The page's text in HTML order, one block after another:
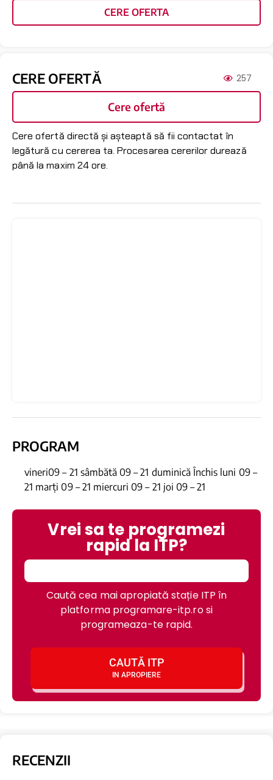
CERE OFERTA
CERE OFERTĂ 257
Cere ofertă
Cere ofertă directă și așteaptă să fii contactat în
legătură cu cererea ta. Procesarea cererilor durează
până la maxim 24 ore.
PROGRAM
vineri09 – 21 sâmbătă 09 – 21 duminică Închis luni 09 –
21 marți 09 – 21 miercuri 09 – 21 joi 09 – 21
Vrei sa te programezi
rapid la ITP?
Caută cea mai apropiată stație ITP în
platforma programare-itp.ro si
programeaza-te rapid.
CAUTĂ ITP
IN APROPIERE
RECENZII